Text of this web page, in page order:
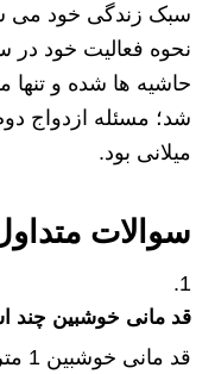
سبک زندگی خود می
نحوه فعالیت خود در
حاشیه ها شده و
شد؛ مسئله ازدواج
میلانی بود.
سوالات
قد مانی خوشبین چند
قد